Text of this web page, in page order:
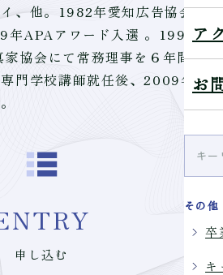
ア
お
その他
卒
キ
、他。1982年愛知広告協会ポ
年APAアワード入選 。1994年
家協会にて常務理事を６年間勤
門学校講師就任後、2009年よ
申し込む